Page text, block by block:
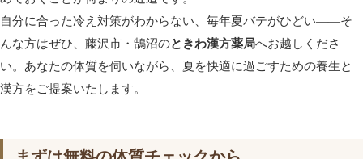
自分に合った冷え対策がわからない、毎年夏バテがひどい――そ
んな方はぜひ、藤沢市・鵠沼のときわ漢方薬局へお越しくださ
い。あなたの体質を伺いながら、夏を快適に過ごすための養生と
漢方をご提案いたします。